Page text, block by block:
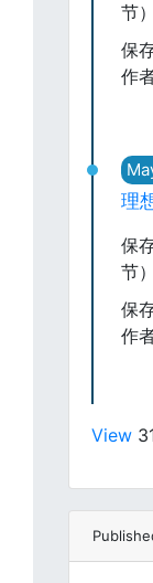
节
保
作
理
保
节
保
作
View